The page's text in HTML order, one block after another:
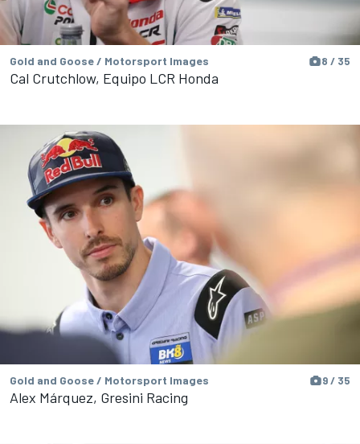
Gold and Goose / Motorsport Images 8 / 35
Cal Crutchlow, Equipo LCR Honda
Gold and Goose / Motorsport Images 9 / 35
Alex Márquez, Gresini Racing